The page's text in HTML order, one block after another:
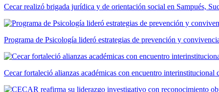
Cecar realizó brigada jurídica y de orientación social en Sampués,
Programa de Psicología lideró estrategias de prevención y
Cecar fortaleció alianzas académicas con encuentro interinstitucional